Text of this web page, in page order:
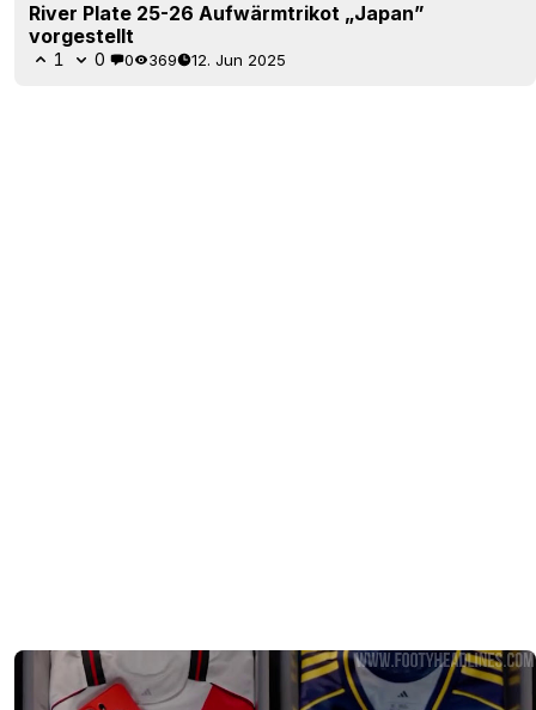
River Plate 25-26 Aufwärmtrikot „Japan”
vorgestellt
1 0 0 369 12. Jun 2025